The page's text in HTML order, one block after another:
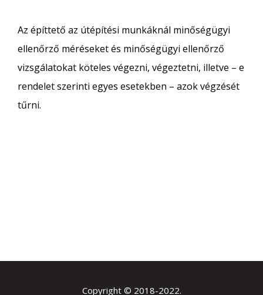
Az építtető az útépítési munkáknál minőségügyi
ellenőrző méréseket és minőségügyi ellenőrző
vizsgálatokat köteles végezni, végeztetni, illetve – e
rendelet szerinti egyes esetekben – azok végzését
tűrni.
Copyright © 2018-2022.